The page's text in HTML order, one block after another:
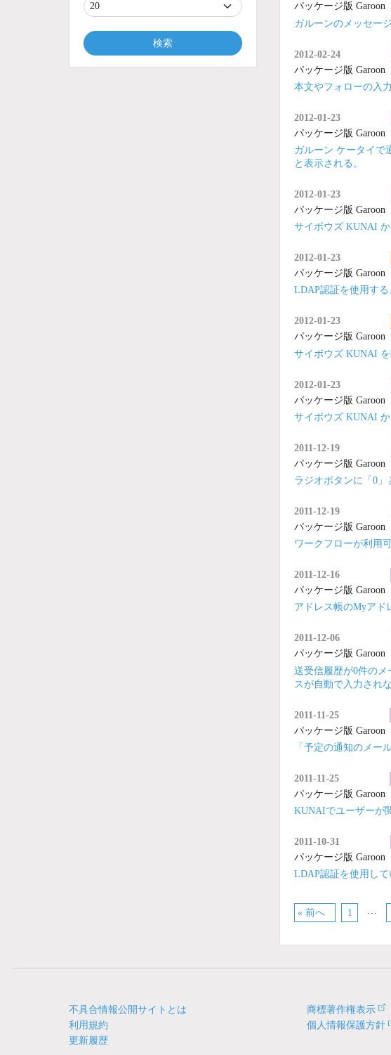
パッケージ版 Garoon
ガルーンのメッセー
2012-02-24
パッケージ版 Garoon
本文やフォローの入
2012-01-23
パッケージ版 Garoon
ガルーン ケータイで
と表示される。
2012-01-23
パッケージ版 Garoon
サイボウズ KUNAI
2012-01-23
パッケージ版 Garoon
LDAP認証を使用す
2012-01-23
パッケージ版 Garoon
サイボウズ KUNAI
2012-01-23
パッケージ版 Garoon
サイボウズ KUNAI
2011-12-19
パッケージ版 Garoon
ラジオボタンに「0」
2011-12-19
パッケージ版 Garoon
ワークフローが利用
2011-12-16
パッケージ版 Garoon
アドレス帳のMyアド
2011-12-06
パッケージ版 Garoon
送受信履歴が0件の
スが自動で入力されな
2011-11-25
パッケージ版 Garoon
「予定の通知のメー
2011-11-25
パッケージ版 Garoon
KUNAIでユーザーが
2011-10-31
パッケージ版 Garoon
LDAP認証を使用し
« 前へ 1 …
検索
不具合情報公開サイトとは
利用規約
更新履歴
商標著作権表示
個人情報保護方針